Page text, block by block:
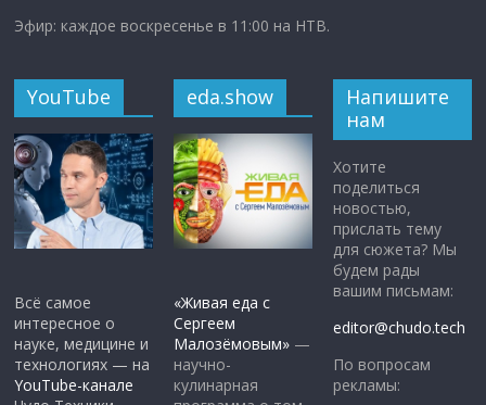
Эфир: каждое воскресенье в 11:00 на НТВ.
YouTube
Всё самое
интересное о
науке, медицине и
технологиях — на
YouTube-канале
eda.show
«Живая еда с
Сергеем
Малозёмовым» —
научно-
кулинарная
Напишите
нам
Хотите
поделиться
новостью,
прислать тему
для сюжета? Мы
будем рады
вашим письмам:
editor@chudo.tech
По вопросам
рекламы: